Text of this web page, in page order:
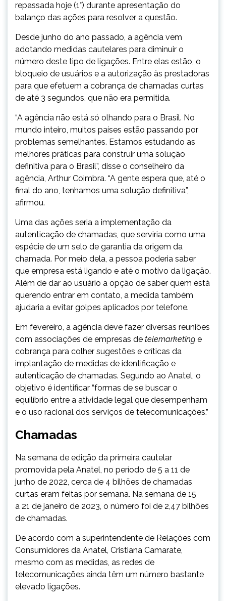
repassada hoje (1°) durante apresentação do
balanço das ações para resolver a questão.
Desde junho do ano passado, a agência vem
adotando medidas cautelares para diminuir o
número deste tipo de ligações. Entre elas estão, o
bloqueio de usuários e a autorização às prestadoras
para que efetuem a cobrança de chamadas curtas
de até 3 segundos, que não era permitida.
“A agência não está só olhando para o Brasil. No
mundo inteiro, muitos países estão passando por
problemas semelhantes. Estamos estudando as
melhores práticas para construir uma solução
definitiva para o Brasil”, disse o conselheiro da
agência, Arthur Coimbra. “A gente espera que, até o
final do ano, tenhamos uma solução definitiva”,
afirmou.
Uma das ações seria a implementação da
autenticação de chamadas, que serviria como uma
espécie de um selo de garantia da origem da
chamada. Por meio dela, a pessoa poderia saber
que empresa está ligando e até o motivo da ligação.
Além de dar ao usuário a opção de saber quem está
querendo entrar em contato, a medida também
ajudaria a evitar golpes aplicados por telefone.
Em fevereiro, a agência deve fazer diversas reuniões
com associações de empresas de telemarketing e
cobrança para colher sugestões e críticas da
implantação de medidas de identificação e
autenticação de chamadas. Segundo ao Anatel, o
objetivo é identificar “formas de se buscar o
equilíbrio entre a atividade legal que desempenham
e o uso racional dos serviços de telecomunicações.”
Chamadas
Na semana de edição da primeira cautelar
promovida pela Anatel, no período de 5 a 11 de
junho de 2022, cerca de 4 bilhões de chamadas
curtas eram feitas por semana. Na semana de 15
a 21 de janeiro de 2023, o número foi de 2,47 bilhões
de chamadas.
De acordo com a superintendente de Relações com
Consumidores da Anatel, Cristiana Camarate,
mesmo com as medidas, as redes de
telecomunicações ainda têm um número bastante
elevado ligações.